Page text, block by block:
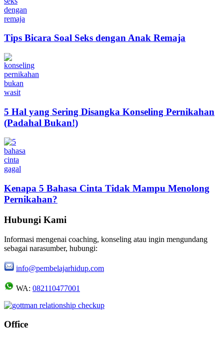
Tips Bicara Soal Seks dengan Anak Remaja
5 Hal yang Sering Disangka Konseling Pernikahan
(Padahal Bukan!)
Kenapa 5 Bahasa Cinta Tidak Mampu Menolong
Pernikahan?
Hubungi Kami
Informasi mengenai coaching, konseling atau ingin mengundang
sebagai narasumber, hubungi:
info@pembelajarhidup.com
WA: 082110477001
Office